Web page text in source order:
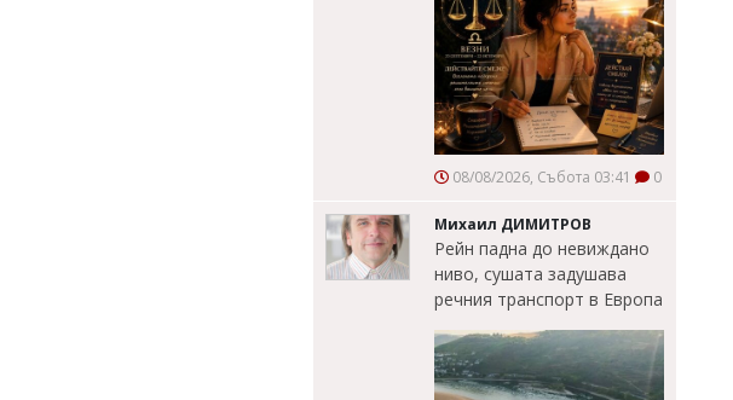
08/08/2026, Събота 03:41 0
Михаил ДИМИТРОВ
Рейн падна до невиждано
ниво, сушата задушава
речния транспорт в Европа